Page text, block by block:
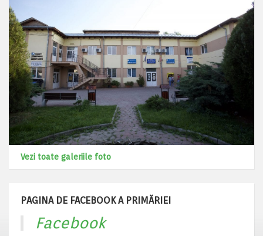
Vezi toate galeriile foto
PAGINA DE FACEBOOK A PRIMĂRIEI
Facebook